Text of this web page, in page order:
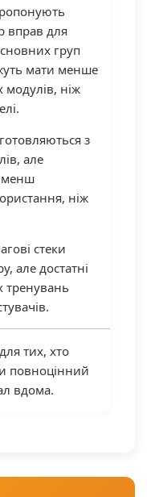
вправ для
груп
мати менше
модулів, ніж
з
але
менш
ніж
стеки
але достатні
тренувань
тих, хто
повноцінний
вдома.